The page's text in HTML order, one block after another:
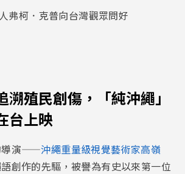
弗柯．克普向台灣觀眾問好
溯殖民創傷，「純沖繩」
台上映
導演——沖繩重量級視覺藝術家高嶺
創作的先驅，被譽為有史以來第一位